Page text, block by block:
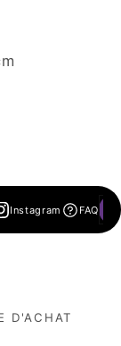
Instagram FAQ
D'ACHAT